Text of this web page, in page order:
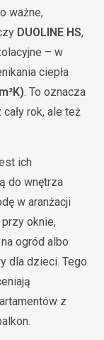
ważne,
DUOLINE HS,
– w
ciepła
. To oznacza
rok, ale też
ich
do wnętrza
w aranżacji
oknie,
ogród albo
dla dzieci. Tego
z